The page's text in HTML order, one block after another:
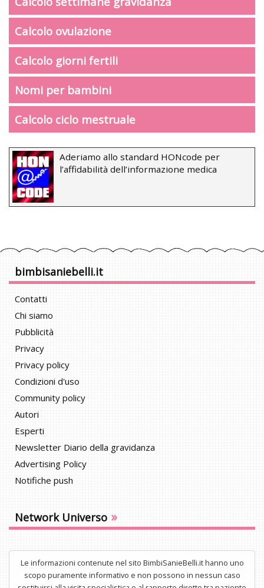
Calcolo ovulazione
Calcolo giorni fertili
Nomi per bambini
Calcolo ciclo mestruale
Aderiamo allo standard HONcode per
l’affidabilità dell’informazione medica
bimbisaniebelli.it
Contatti
Chi siamo
Pubblicità
Privacy
Privacy policy
Condizioni d'uso
Community policy
Autori
Esperti
Newsletter Diario della gravidanza
Advertising Policy
Notifiche push
Network Universo »
Le informazioni contenute nel sito BimbiSanieBelli.it hanno uno
scopo puramente informativo e non possono in nessun caso